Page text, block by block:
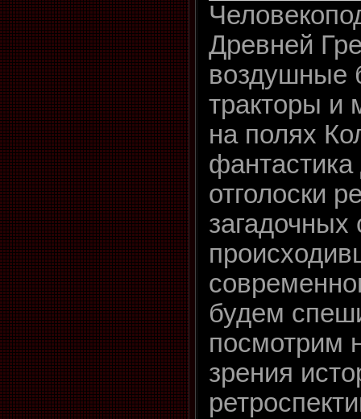
Древней
воздушные
тракторы и
на полях
отголоски
загадочных
будем
посмотрим
зрения